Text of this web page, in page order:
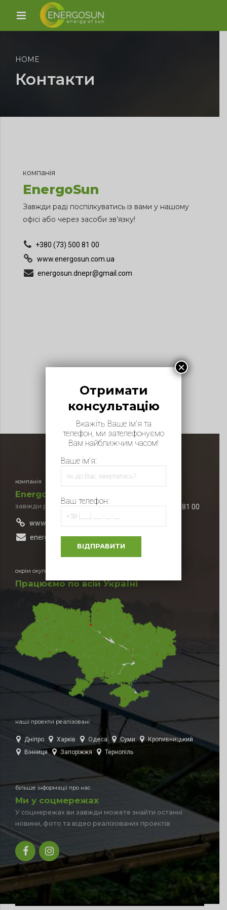
HOME
Контакти
компанія
EnergoSun
Завжди раді поспілкуватись із вами у нашому
офісі або через засоби зв’язку!
+380 (73) 500 81 00
www.energosun.com.ua
energosun.dnepr@gmail.com
компанія
EnergoSun
завжди раді вашім зверненням +380 (73) 500 81 00
www.energosun.com.ua
energosun.dnepr@gmail.com
окрім окупованих територій
Працюємо по всій Україні
наші проекти реалізовані
Дніпро Харків Одеса Суми
Кропивницький
Вінниця
Запоріжжя Тернопіль
більше інформації про нас
Ми у соцмережах
У соцмережах ви завжди можете знайти останні
новини, фото та відео реалізованих проектів
Отримати
консультацію
Вкажіть Ваше ім’я та
телефон, ми зателефонуємо
Вам найближчим часом!
Ваше ім'я:
Ваш телефон:
×